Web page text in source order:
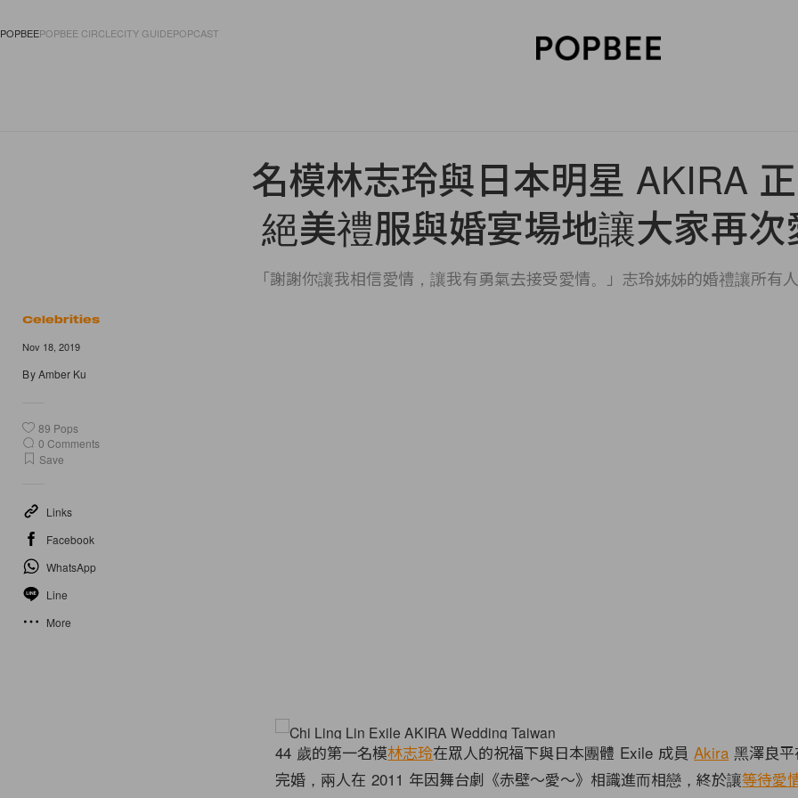
POPBEEPOPBEE CIRCLECITY GUIDEPOPCAST
名模林志玲與日本明星 AKIRA
絕美禮服與婚宴場地讓大家再
「謝謝你讓我相信愛情，讓我有勇氣去接受愛情。」志玲姊姊的婚禮讓所有
Celebrities
Nov 18, 2019
ByAmber Ku
89 Pops
0 Comments
Save
Links
Facebook
WhatsApp
Line
More
44 歲的第一名模林志玲在眾人的祝福下與日本團體 Exile 成員Akira 黑澤良
完婚，兩人在 2011 年因舞台劇《赤壁～愛～》相識進而相戀，終於讓等待愛